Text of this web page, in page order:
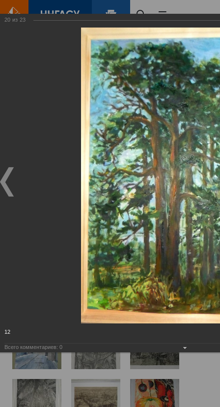
Галерея
Выставка «Ступени изобразительного творчества»
Фотогалерея
20 из 23
12
Всего комментариев: 0